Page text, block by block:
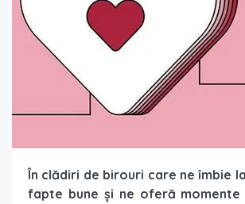
În clădiri de birouri care ne îmbie
fapte bune și ne oferă momente